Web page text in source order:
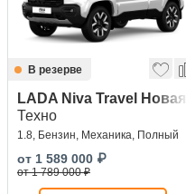
В резерве
LADA Niva Travel Новая
Техно
1.8, Бензин, Механика, Полный
от 1 589 000 ₽
от 1 789 000 ₽